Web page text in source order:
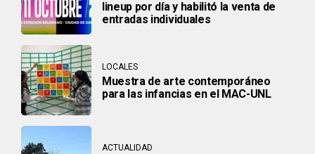
lineup por día y habilitó la venta de
entradas individuales
LOCALES
Muestra de arte contemporáneo
para las infancias en el MAC-UNL
ACTUALIDAD